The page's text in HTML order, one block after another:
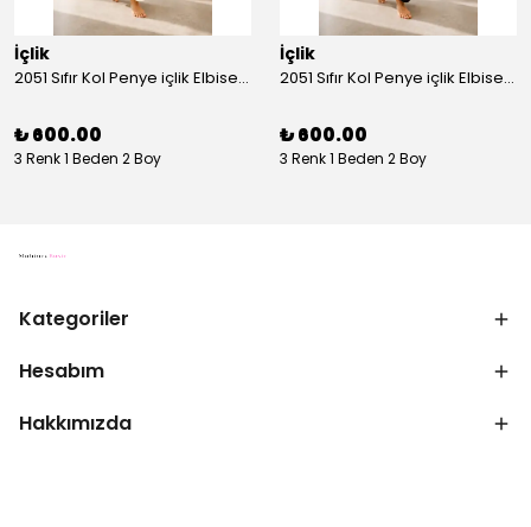
İçlik
2051 Sıfır Kol Penye içlik Elbise - Ekru
₺ 600.00
3 Renk 1 Beden 2 Boy
İçlik
2051 Sıfır Kol Penye içlik Elbise - Siyah
₺ 600.00
3 Renk 1 Beden 2 Boy
Kategoriler
Hesabım
Hakkımızda